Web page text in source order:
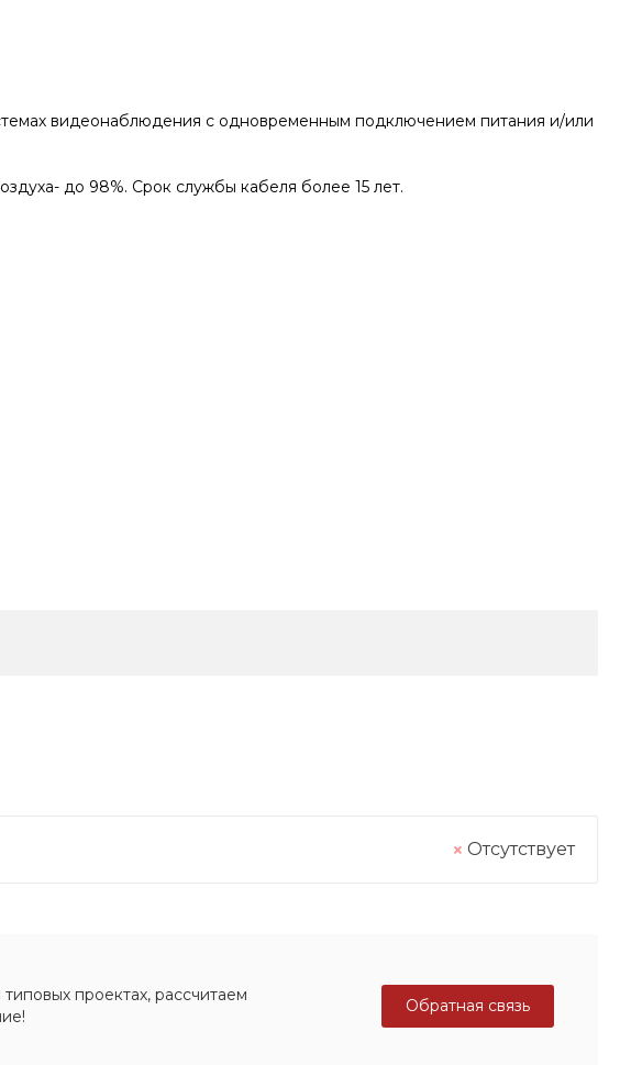
видеонаблюдения с одновременным подключением питания и/или
до 98%. Срок службы кабеля более 15 лет.
Отсутствует
проектах, рассчитаем
Обратная связь